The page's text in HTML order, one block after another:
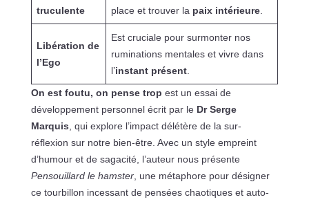
truculente
place et trouver la paix intérieure.
Libération de
l’Ego
Est cruciale pour surmonter nos
ruminations mentales et vivre dans
l’instant présent.
On est foutu, on pense trop est un essai de
développement personnel écrit par le Dr Serge
Marquis , qui explore l’impact délétère de la sur-
réflexion sur notre bien-être. Avec un style empreint
d’humour et de sagacité, l’auteur nous présente
Pensouillard le hamster, une métaphore pour désigner
ce tourbillon incessant de pensées chaotiques et auto-